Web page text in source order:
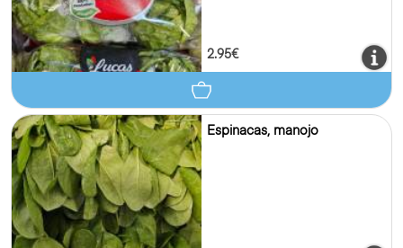
2.95€
Espinacas, manojo